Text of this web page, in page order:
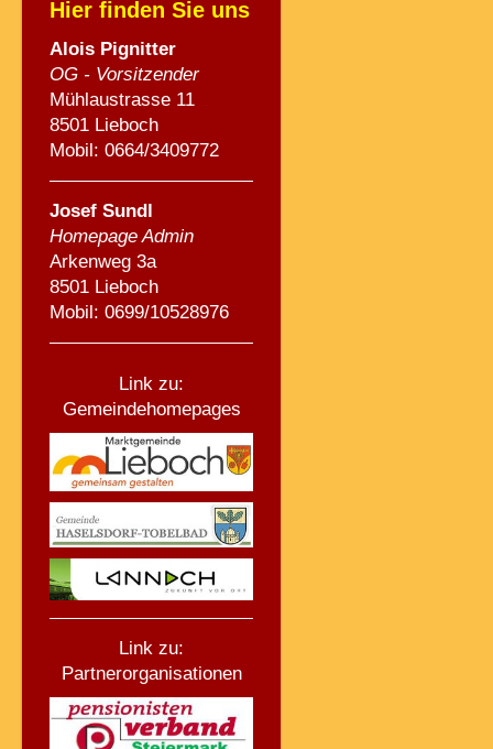
Hier finden Sie uns
Alois Pignitter
OG - Vorsitzender
Mühlaustrasse 11
8501 Lieboch
Mobil: 0664/3409772
Josef Sundl
Homepage Admin
Arkenweg 3a
8501 Lieboch
Mobil: 0699/10528976
Link zu:
Gemeindehomepages
Link zu:
Partnerorganisationen